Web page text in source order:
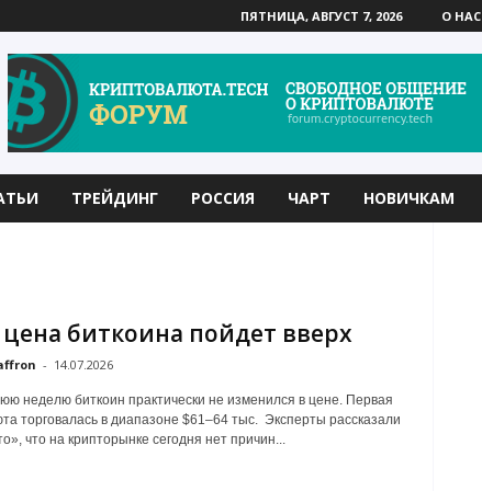
ПЯТНИЦА, АВГУСТ 7, 2026 О НАС
ТРЕЙДИНГ РОССИЯ ЧАРТ НОВИЧКАМ
цена биткоина пойдет вверх
- 14.07.2026
неделю биткоин практически не изменился в цене. Первая
торговалась в диапазоне $61–64 тыс. Эксперты рассказали
что на крипторынке сегодня нет причин...